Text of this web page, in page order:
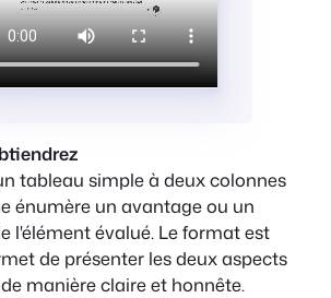
tableau simple à deux colonnes
énumère un avantage ou un
l'élément évalué. Le format est
de présenter les deux aspects
manière claire et honnête.